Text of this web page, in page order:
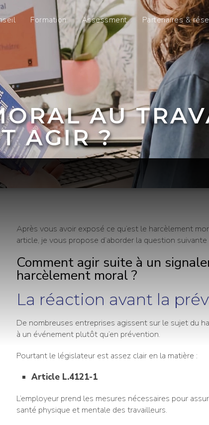
Formation Assessment Partenaires &
AU
AGIR ?
Après vous avoir exposé ce qu’est le harcèlement
article, je vous propose d’aborder la question suivante
Comment agir suite à un
harcèlement moral ?
La réaction avant la
De nombreuses entreprises agissent sur le sujet du
à un événement plutôt qu’en prévention.
Pourtant le législateur est assez clair en la matière :
Article L.4121-1
L’employeur prend les mesures nécessaires pour
santé physique et mentale des travailleurs.